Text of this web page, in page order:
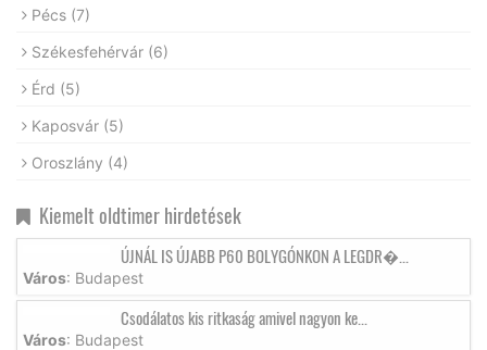
Pécs (7)
Székesfehérvár (6)
Érd (5)
Kaposvár (5)
Oroszlány (4)
Kiemelt oldtimer hirdetések
ÚJNÁL IS ÚJABB P60 BOLYGÓNKON A LEGDR�...
Város: Budapest
Csodálatos kis ritkaság amivel nagyon ke...
Város: Budapest